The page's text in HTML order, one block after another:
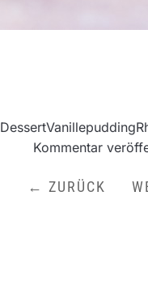
Kommentar
← ZURÜCK